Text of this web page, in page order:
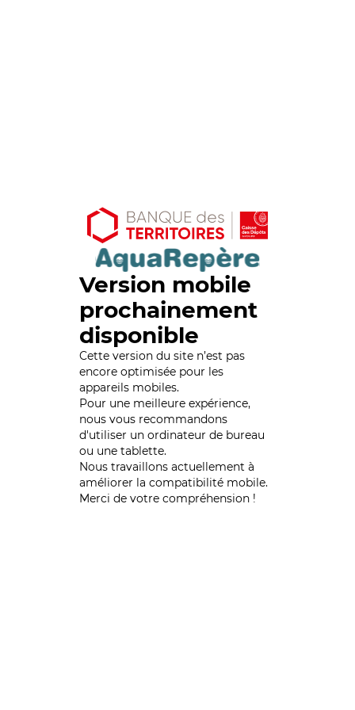
Version mobile
prochainement
disponible
Cette version du site n’est pas
encore optimisée pour les
appareils mobiles.
Pour une meilleure expérience,
nous vous recommandons
d'utiliser un ordinateur de bureau
ou une tablette.
Nous travaillons actuellement à
améliorer la compatibilité mobile.
Merci de votre compréhension !